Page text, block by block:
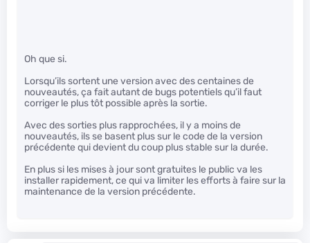
Oh que si.
Lorsqu’ils sortent une version avec des centaines de
nouveautés, ça fait autant de bugs potentiels qu’il faut
corriger le plus tôt possible après la sortie.
Avec des sorties plus rapprochées, il y a moins de
nouveautés, ils se basent plus sur le code de la version
précédente qui devient du coup plus stable sur la durée.
En plus si les mises à jour sont gratuites le public va les
installer rapidement, ce qui va limiter les efforts à faire sur la
maintenance de la version précédente.